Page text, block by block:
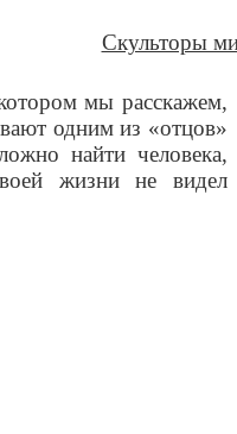
Скульторы
мы расскажем,
одним из «отцов»
найти человека,
жизни не видел